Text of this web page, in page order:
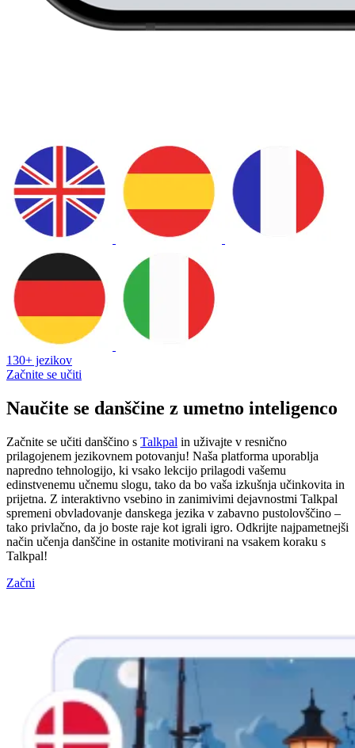
130+ jezikov
Začnite se učiti
Naučite se danščine z umetno inteligenco
Začnite se učiti danščino s Talkpal in uživajte v resnično
prilagojenem jezikovnem potovanju! Naša platforma uporablja
napredno tehnologijo, ki vsako lekcijo prilagodi vašemu
edinstvenemu učnemu slogu, tako da bo vaša izkušnja učinkovita in
prijetna. Z interaktivno vsebino in zanimivimi dejavnostmi Talkpal
spremeni obvladovanje danskega jezika v zabavno pustolovščino –
tako privlačno, da jo boste raje kot igrali igro. Odkrijte najpametnejši
način učenja danščine in ostanite motivirani na vsakem koraku s
Talkpal!
Začni